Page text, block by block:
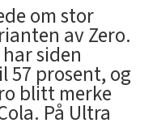
om stor
av Zero.
siden
57 prosent, og
blitt merke
På Ultra